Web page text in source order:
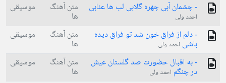
- چشمان آبی چهره گلابی لب ها عنابی
احمد ولی
متن آهنگ
ها
موسیقی
- دلم از فراق خون شد تو فراق دیده
باشی احمد ولی
متن آهنگ
ها
موسیقی
- به اقبال حضورت صد گلستان عیش
در چنگم احمد ولی
متن آهنگ
ها
موسیقی